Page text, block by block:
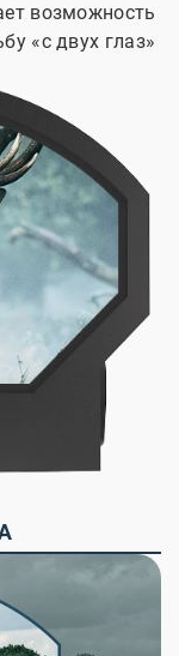
возможность
«с двух глаз»